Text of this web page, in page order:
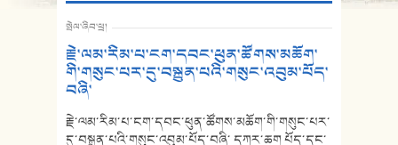
སྤེལ་ཞིབ་ཕྲ།
རྗེ་ལམ་རིམ་པ་ངག་དབང་ཕུན་ཚོགས་མཆོག་
གི་གསུང་པར་དུ་བསྐྲུན་པའི་གསུང་འབུམ་པོད་
བཞི་
རྗེ་ལམ་རིམ་པ་ངག་དབང་ཕུན་ཚོགས་མཆོག་གི་གསུང་པར་
དུ་བསྐྲུན་པའི་གསུང་འབུམ་པོད་བཞི་ དཀར་ཆག པོད་དང་